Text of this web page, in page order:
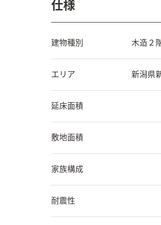
仕様
建物種別 木造２
エリア 新潟県
延床面積
敷地面積
家族構成
耐震性